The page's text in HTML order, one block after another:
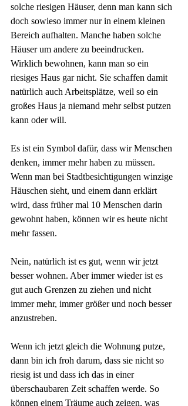
solche riesigen Häuser, denn man kann sich
doch sowieso immer nur in einem kleinen
Bereich aufhalten. Manche haben solche
Häuser um andere zu beeindrucken.
Wirklich bewohnen, kann man so ein
riesiges Haus gar nicht. Sie schaffen damit
natürlich auch Arbeitsplätze, weil so ein
großes Haus ja niemand mehr selbst putzen
kann oder will.
Es ist ein Symbol dafür, dass wir Menschen
denken, immer mehr haben zu müssen.
Wenn man bei Stadtbesichtigungen winzige
Häuschen sieht, und einem dann erklärt
wird, dass früher mal 10 Menschen darin
gewohnt haben, können wir es heute nicht
mehr fassen.
Nein, natürlich ist es gut, wenn wir jetzt
besser wohnen. Aber immer wieder ist es
gut auch Grenzen zu ziehen und nicht
immer mehr, immer größer und noch besser
anzustreben.
Wenn ich jetzt gleich die Wohnung putze,
dann bin ich froh darum, dass sie nicht so
riesig ist und dass ich das in einer
überschaubaren Zeit schaffen werde. So
können einem Träume auch zeigen, was